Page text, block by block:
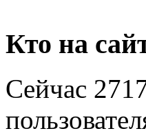
Hp(1)
Hq-tech
Htc
Кто на
Сейчас